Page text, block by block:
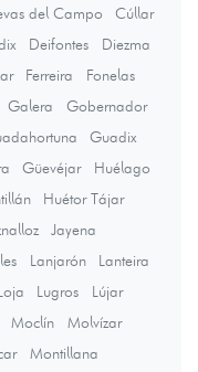
del Campo
Cúllar
Deifontes
Diezma
Ferreira
Fonelas
Galera
Gobernador
Guadix
Güevéjar
Huélago
Huétor Tájar
Jayena
Lanjarón
Lanteira
Lugros
Lújar
Moclín
Molvízar
Montillana